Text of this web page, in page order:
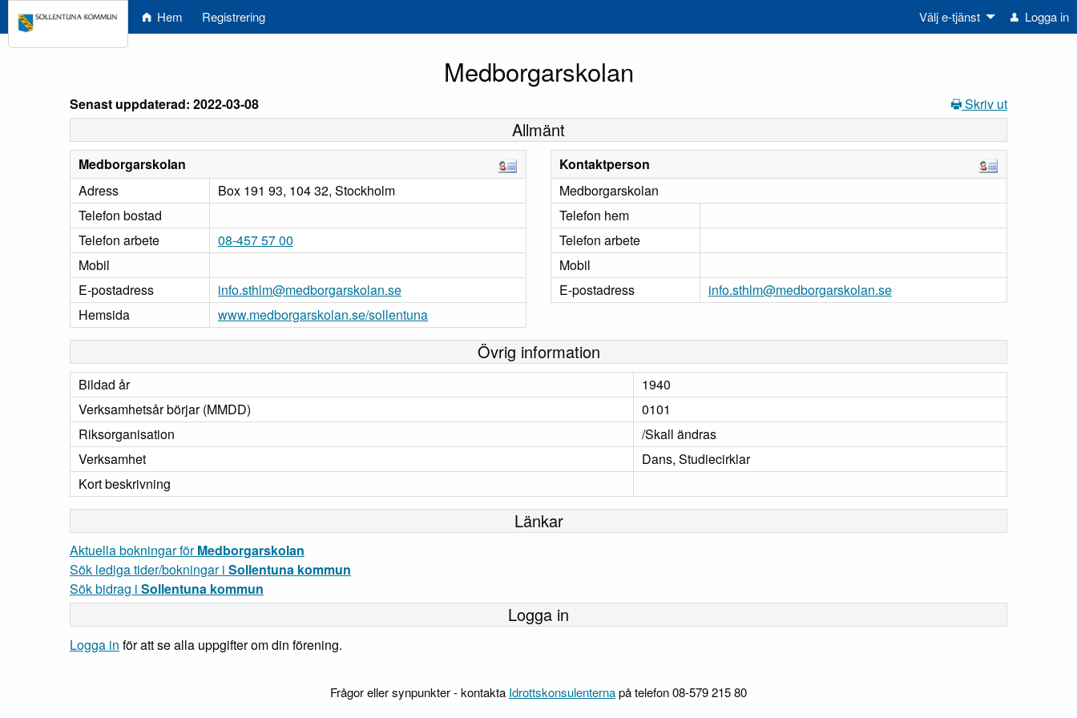
Hem Registrering Välj e-tjänst Logga in
Medborgarskolan
Senast uppdaterad: 2022-03-08 Skriv ut
Allmänt
Medborgarskolan
Adress
Box 191 93, 104 32, Stockholm
Telefon bostad
Telefon arbete
08-457 57 00
Mobil
E-postadress
info.sthlm@medborgarskolan.se
Hemsida
www.medborgarskolan.se/sollentuna
Kontaktperson
Medborgarskolan
Telefon hem
Telefon arbete
Mobil
E-postadress
info.sthlm@medborgarskolan.se
Övrig information
Bildad år
1940
Verksamhetsår börjar (MMDD)
0101
Riksorganisation
/Skall ändras
Verksamhet
Dans, Studiecirklar
Kort beskrivning
Länkar
Aktuella bokningar förMedborgarskolan
Sök lediga tider/bokningar i Sollentuna kommun
Sök bidrag i Sollentuna kommun
Logga in
Logga in för att se alla uppgifter om din förening.
Frågor eller synpunkter - kontakta Idrottskonsulenternapå telefon 08-579 215 80